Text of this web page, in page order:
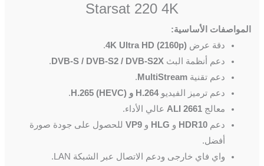
Starsat 220 4K
المواصفات الأساسية:
دقة عرض4K Ultra HD (2160p)
.
دعم أنظمة البثDVB-S / DVB-S2 / DVB-S2X
.
دعم تقنيةMultiStream
.
دعم ترميز الفيديوH.264 و H.265 (HEVC)
.
معالجALI 2661 عالي الأداء.
دعمHDR10 و HLG وVP9 للحصول على جودة صورة
أفضل.
واي فاي خارجى ودعم الاتصال عبر الشبكة LAN.